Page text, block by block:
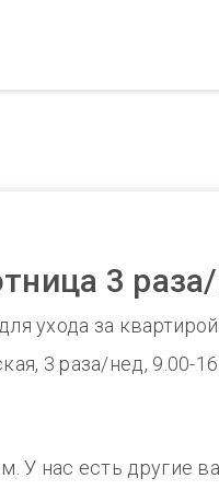
3
ухода за квартирой.
3 раза/нед, 9.00-
У нас есть другие